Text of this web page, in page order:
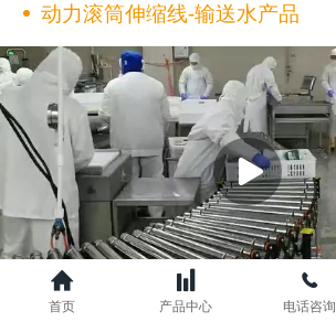
动力滚筒伸缩线-输送水产品
首页 产品中心 电话咨询